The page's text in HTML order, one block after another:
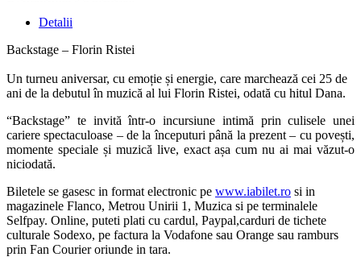
Detalii
Backstage – Florin Ristei
Un turneu aniversar, cu emoție și energie, care marchează cei 25 de
ani de la debutul în muzică al lui Florin Ristei, odată cu hitul Dana.
“Backstage” te invită într-o incursiune intimă prin culisele unei
cariere spectaculoase – de la începuturi până la prezent – cu povești,
momente speciale și muzică live, exact așa cum nu ai mai văzut-o
niciodată.
Biletele se gasesc in format electronic pe www.iabilet.ro si in
magazinele Flanco, Metrou Unirii 1, Muzica si pe terminalele
Selfpay. Online, puteti plati cu cardul, Paypal,carduri de tichete
culturale Sodexo, pe factura la Vodafone sau Orange sau ramburs
prin Fan Courier oriunde in tara.